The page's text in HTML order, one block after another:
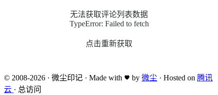
无法获取评论列表数据
TypeError: Failed to fetch
点击重新获取
© 2008-2026 · 微尘印记 · Made with by 微尘 · Hosted on 腾讯
云 · 总访问